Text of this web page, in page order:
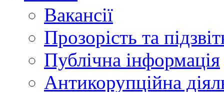
Вакансії
Прозорість та
Публічна інформація
Антикорупційна